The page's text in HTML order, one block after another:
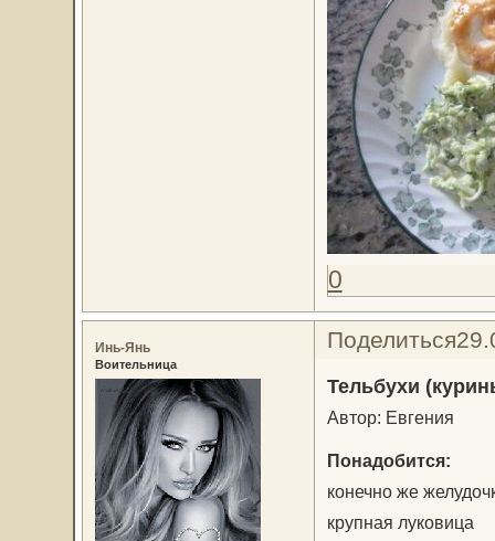
0
Поделиться
Инь-Янь
Воительница
Тельбухи
Автор: Евгения
Понадобится:
конечно же
крупная луковица